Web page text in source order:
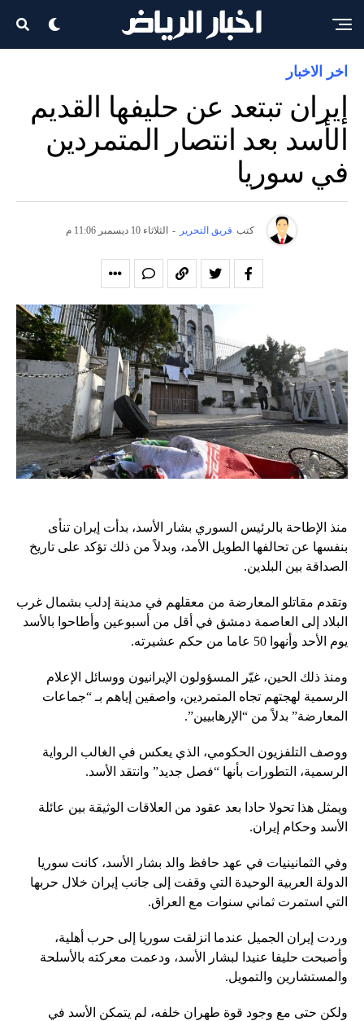
اخر الاخبار
إيران تبتعد عن حليفها القديم
الأسد بعد انتصار المتمردين
في سوريا
كتب فريق التحرير - الثلاثاء 10 ديسمبر 11:06 م
منذ الإطاحة بالرئيس السوري بشار الأسد، بدأت إيران تنأى
بنفسها عن تحالفها الطويل الأمد، وبدلاً من ذلك تؤكد على تاريخ
الصداقة بين البلدين.
وتقدم مقاتلو المعارضة من معقلهم في مدينة إدلب بشمال غرب
البلاد إلى العاصمة دمشق في أقل من أسبوعين وأطاحوا بالأسد
يوم الأحد وأنهوا 50 عاما من حكم عشيرته.
ومنذ ذلك الحين، غيّر المسؤولون الإيرانيون ووسائل الإعلام
الرسمية لهجتهم تجاه المتمردين، واصفين إياهم بـ “جماعات
المعارضة” بدلاً من “الإرهابيين”.
ووصف التلفزيون الحكومي، الذي يعكس في الغالب الرواية
الرسمية، التطورات بأنها “فصل جديد” وانتقد الأسد.
ويمثل هذا تحولا حادا بعد عقود من العلاقات الوثيقة بين عائلة
الأسد وحكام إيران.
وفي الثمانينيات في عهد حافظ والد بشار الأسد، كانت سوريا
الدولة العربية الوحيدة التي وقفت إلى جانب إيران خلال حربها
التي استمرت ثماني سنوات مع العراق.
وردت إيران الجميل عندما انزلقت سوريا إلى حرب أهلية،
وأصبحت حليفا عنيدا لبشار الأسد، ودعمت معركته بالأسلحة
والمستشارين والتمويل.
ولكن حتى مع وجود قوة طهران خلفه، لم يتمكن الأسد في